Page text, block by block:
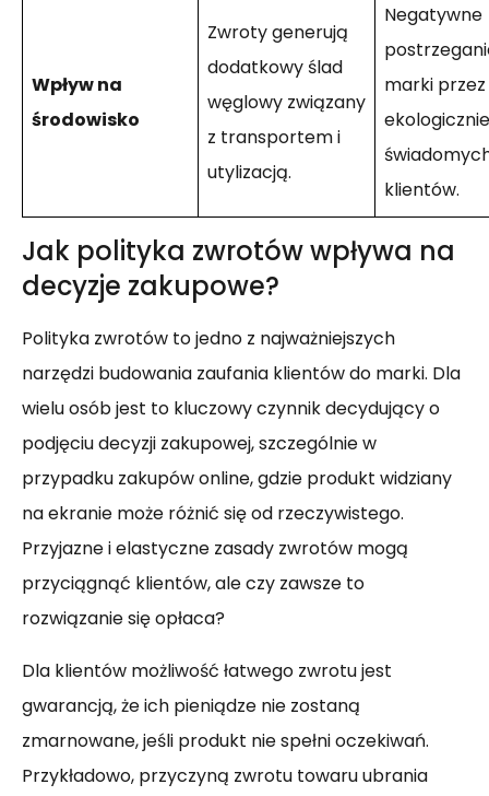
Wpływ na
środowisko
Zwroty generują
dodatkowy ślad
węglowy związany
z transportem i
utylizacją.
Negatywne
marki przez
ekologicznie
klientów.
Jak polityka zwrotów wpływa na
decyzje zakupowe?
Polityka zwrotów to jedno z najważniejszych
narzędzi budowania zaufania klientów do marki. Dla
wielu osób jest to kluczowy czynnik decydujący o
podjęciu decyzji zakupowej, szczególnie w
przypadku zakupów online, gdzie produkt widziany
na ekranie może różnić się od rzeczywistego.
Przyjazne i elastyczne zasady zwrotów mogą
przyciągnąć klientów, ale czy zawsze to
rozwiązanie się opłaca?
Dla klientów możliwość łatwego zwrotu jest
gwarancją, że ich pieniądze nie zostaną
zmarnowane, jeśli produkt nie spełni oczekiwań.
Przykładowo, przyczyną zwrotu towaru ubrania